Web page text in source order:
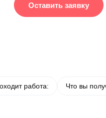
Оставить заявку
работа: Что вы